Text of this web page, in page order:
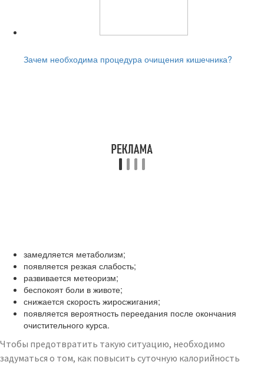
Зачем необходима процедура очищения кишечника?
замедляется метаболизм;
появляется резкая слабость;
развивается метеоризм;
беспокоят боли в животе;
снижается скорость жиросжигания;
появляется вероятность переедания после окончания
очистительного курса.
Чтобы предотвратить такую ситуацию, необходимо
задуматься о том, как повысить суточную калорийность